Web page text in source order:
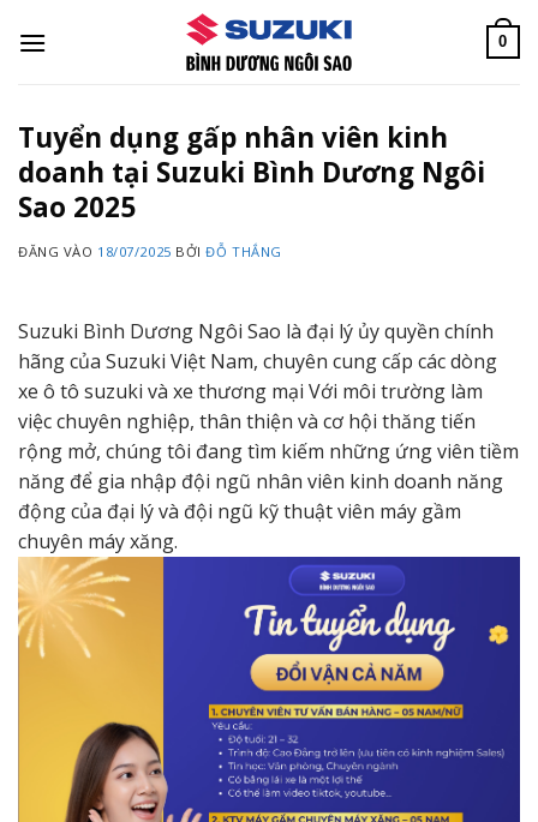
qua
0
Tuyển dụng gấp nhân viên kinh
doanh tại Suzuki Bình Dương Ngôi
Sao 2025
ĐĂNG VÀO 18/07/2025 BỞIĐỖ THẮNG
Suzuki Bình Dương Ngôi Sao là đại lý ủy quyền chính
hãng của Suzuki Việt Nam, chuyên cung cấp các dòng
xe ô tô suzuki và xe thương mại Với môi trường làm
việc chuyên nghiệp, thân thiện và cơ hội thăng tiến
rộng mở, chúng tôi đang tìm kiếm những ứng viên tiềm
năng để gia nhập đội ngũ nhân viên kinh doanh năng
động của đại lý và đội ngũ kỹ thuật viên máy gầm
chuyên máy xăng.